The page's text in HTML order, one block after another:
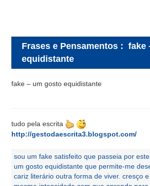
Frases e Pensamentos : fake
equidistante
fake – um gosto equidistante
tudo pela escrita
http://gestodaescrita3.blogspot.com/
sou um fake satisfeito que passeia por
um gosto equidistante que permite-me
cariz literário outra forma de viver. cresço